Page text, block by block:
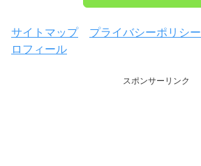
サイトマップ プライバシーポリシー
ロフィール
スポンサーリンク